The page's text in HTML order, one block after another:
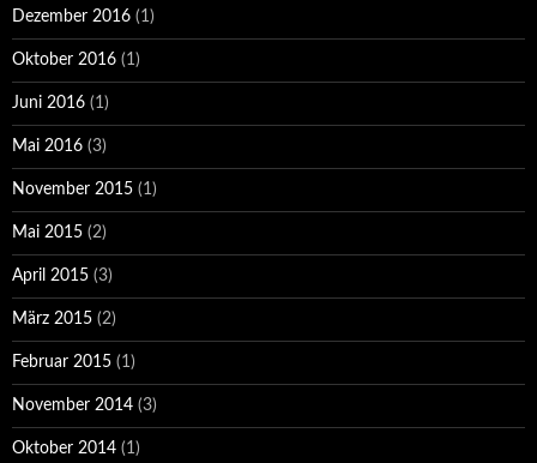
Dezember 2016 (1)
Oktober 2016 (1)
Juni 2016 (1)
Mai 2016 (3)
November 2015 (1)
Mai 2015 (2)
April 2015 (3)
März 2015 (2)
Februar 2015 (1)
November 2014 (3)
Oktober 2014 (1)